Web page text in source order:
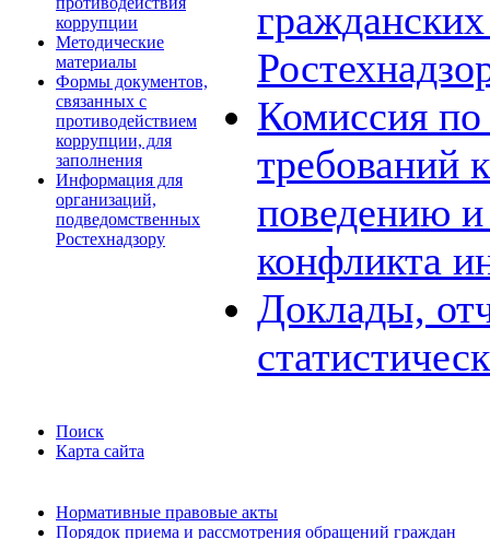
коррупции
Методические
материалы
Формы документов,
связанных с
противодействием
коррупции, для
заполнения
Информация для
организаций,
подведомственных
Ростехнадзору
Комиссия
требований
поведению
конфликта
Доклады,
Поиск
Карта сайта
Нормативные правовые акты
Порядок приема и рассмотрения обращений граждан